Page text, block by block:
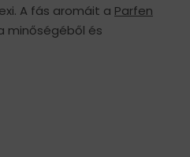
A fás aromáit a Parfen
minőségéből és